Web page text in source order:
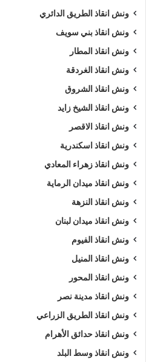
ونش انقاذ الطريق الدائري
ونش انقاذ بني سويف
ونش انقاذ المطار
ونش انقاذ الغردقة
ونش انقاذ الشروق
ونش انقاذ الشيخ زايد
ونش انقاذ الاقصر
ونش انقاذ اسكندرية
ونش انقاذ زهراء المعادي
ونش انقاذ ميدان الرماية
ونش انقاذ النزهة
ونش انقاذ ميدان لبنان
ونش انقاذ الفيوم
ونش انقاذ المنيل
ونش انقاذ المحور
ونش انقاذ مدينة نصر
ونش انقاذ الطريق الزراعي
ونش انقاذ حدائق الأهرام
ونش انقاذ وسط البلد